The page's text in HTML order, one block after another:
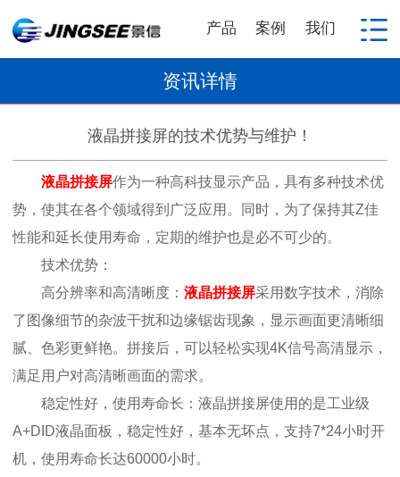
产品 案例 我们
资讯详情
液晶拼接屏的技术优势与维护！
液晶拼接屏作为一种高科技显示产品，具有多种技术优
势，使其在各个领域得到广泛应用。同时，为了保持其Z佳
性能和延长使用寿命，定期的维护也是必不可少的。
技术优势：
高分辨率和高清晰度： 液晶拼接屏采用数字技术，消除
了图像细节的杂波干扰和边缘锯齿现象，显示画面更清晰细
腻、色彩更鲜艳。拼接后，可以轻松实现4K信号高清显示，
满足用户对高清晰画面的需求。
稳定性好，使用寿命长：液晶拼接屏使用的是工业级
A+DID液晶面板，稳定性好，基本无坏点，支持7*24小时开
机，使用寿命长达60000小时。